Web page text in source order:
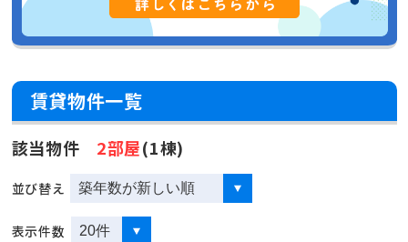
賃貸物件一覧
該当物件 2部屋(1棟)
並び替え
表示件数